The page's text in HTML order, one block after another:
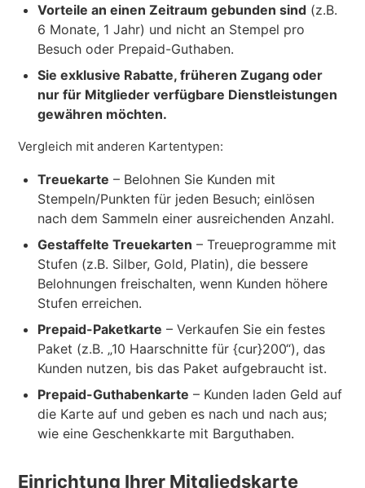
Vorteile an einen Zeitraum gebunden sind (z.B.
6 Monate, 1 Jahr) und nicht an Stempel pro
Besuch oder Prepaid-Guthaben.
Sie exklusive Rabatte, früheren Zugang oder
nur für Mitglieder verfügbare Dienstleistungen
gewähren möchten.
Vergleich mit anderen Kartentypen:
Treuekarte – Belohnen Sie Kunden mit
Stempeln/Punkten für jeden Besuch; einlösen
nach dem Sammeln einer ausreichenden Anzahl.
Gestaffelte Treuekarten – Treueprogramme mit
Stufen (z.B. Silber, Gold, Platin), die bessere
Belohnungen freischalten, wenn Kunden höhere
Stufen erreichen.
Prepaid-Paketkarte – Verkaufen Sie ein festes
Paket (z.B. „10 Haarschnitte für {cur}200“), das
Kunden nutzen, bis das Paket aufgebraucht ist.
Prepaid-Guthabenkarte – Kunden laden Geld auf
die Karte auf und geben es nach und nach aus;
wie eine Geschenkkarte mit Barguthaben.
Einrichtung Ihrer Mitgliedskarte